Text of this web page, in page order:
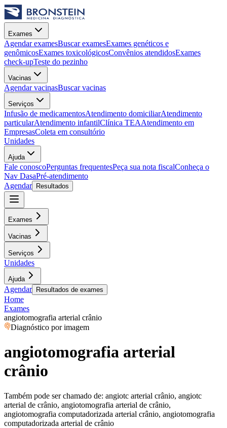
Exames
Agendar examesBuscar examesExames genéticos e
genômicosExames toxicológicosConvênios atendidosExames
check-upTeste do pezinho
Vacinas
Agendar vacinasBuscar vacinas
Serviços
Infusão de medicamentosAtendimento domiciliarAtendimento
particularAtendimento infantilClínica TEAAtendimento em
EmpresasColeta em consultório
Unidades
Ajuda
Fale conoscoPerguntas frequentesPeça sua nota fiscalConheça o
Nav DasaPré-atendimento
Agendar
Resultados
Exames
Vacinas
Serviços
Unidades
Ajuda
Agendar Resultados de exames
Home
Exames
angiotomografia arterial crânio
Diagnóstico por imagem
angiotomografia arterial
crânio
Também pode ser chamado de: angiotc arterial crânio, angiotc
arterial de crânio, angiotomografia arterial de crânio,
angiotomografia computadorizada arterial crânio, angiotomografia
computadorizada arterial de crânio